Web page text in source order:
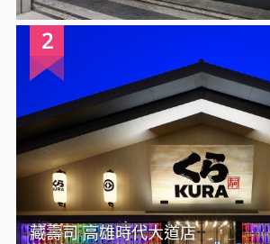
2
藏壽司 高雄時代大道店